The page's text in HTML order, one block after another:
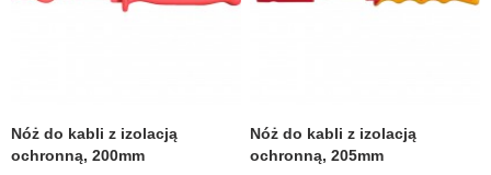
Nóż do kabli z izolacją
ochronną, 200mm
Nóż do kabli z izolacją
ochronną, 205mm